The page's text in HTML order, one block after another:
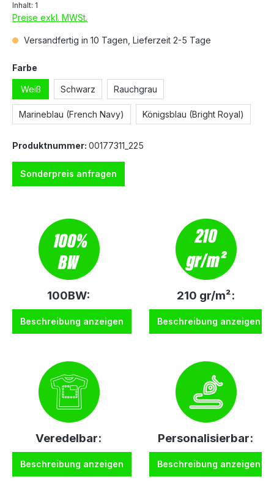
Inhalt: 1
Preise exkl. MWSt.
Versandfertig in 10 Tagen, Lieferzeit 2-5 Tage
Farbe
Weiß Schwarz Rauchgrau
Marineblau (French Navy) Königsblau (Bright Royal)
Produktnummer: 00177311_225
Sonderpreis anfragen
100BW:
Beschreibung anzeigen
210 gr/m²:
Beschreibung anzeigen
Veredelbar:
Beschreibung anzeigen
Personalisierbar:
Beschreibung anzeigen